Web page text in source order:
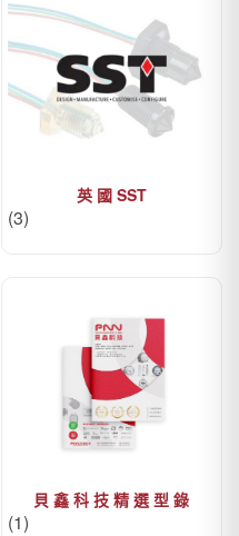
英 國 SST
(3)
貝 鑫 科 技 精 選 型 錄
(1)